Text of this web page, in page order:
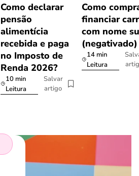
Como declarar
pensão
alimentícia
recebida e paga
no Imposto de
Renda 2026?
10 min
Leitura
Salvar
artigo
Como
financiar
com nome
(negativado)
14 min
Leitura